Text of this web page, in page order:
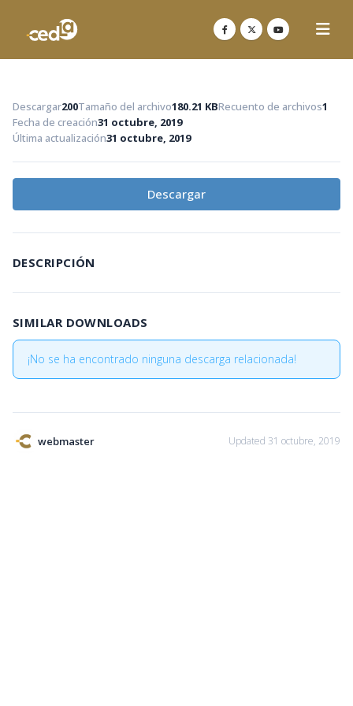
Descargar200Tamaño del archivo180.21 KBRecuento de archivos1
Fecha de creación31 octubre, 2019
Última actualización31 octubre, 2019
Descargar
DESCRIPCIÓN
SIMILAR DOWNLOADS
¡No se ha encontrado ninguna descarga relacionada!
webmaster Updated 31 octubre, 2019